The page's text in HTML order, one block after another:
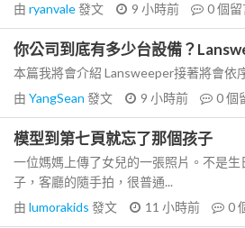
由 ryanvale發文 9 小時前 0個留
你公司到底有多少台設備？
本篇我將會介紹 Lansweeper接著將會依
由 YangSean 發文 9 小時前 0個
模型到第七頁就忘了那個孩子
一位媽媽上傳了女兒的一張照片。不是生
子，客廳的隨手拍，很普通...
由 lumorakids 發文 11 小時前 0